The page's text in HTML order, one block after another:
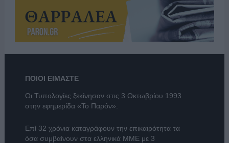
ΠΟΙΟΙ ΕΙΜΑΣΤΕ
Οι Τυπολογίες ξεκίνησαν στις 3 Οκτωβρίου 1993
στην εφημερίδα «Το Παρόν».
Επί 32 χρόνια καταγράφουν την επικαιρότητα τα
όσα συμβαίνουν στα ελληνικά ΜΜΕ με 3